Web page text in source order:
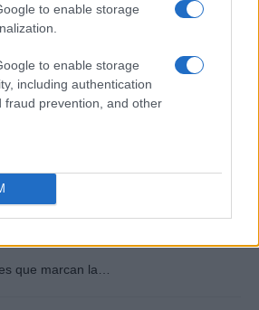
to enable storage
to enable storage
including authentication
fraud prevention, and other
que están transformando
que marcan la…